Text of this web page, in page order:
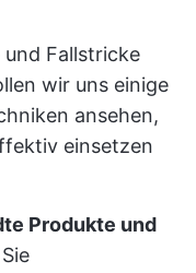
und Fallstricke
wir uns einige
ansehen,
einsetzen
Produkte und